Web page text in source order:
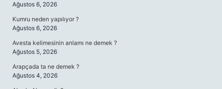
Ağustos 6, 2026
Kumru neden yapılıyor ?
Ağustos 6, 2026
Avesta kelimesinin anlamı ne demek ?
Ağustos 5, 2026
Arapçada ta ne demek ?
Ağustos 4, 2026